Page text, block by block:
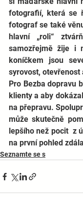
fotografií, která se
fotograf se také
hlavní „roli“
samozřejmě žije i
koníčkem jsou
syrovost, otevřenost
Pro Bezba dopravu
klienty a aby
na přepravu.
může skutečně
lepšího než pocit  z
na první pohled
Seznamte se s